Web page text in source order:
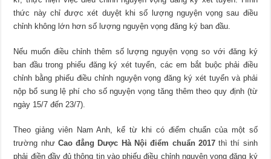
thức này chỉ được xét duyệt khi số lượng nguyện vọng sau điều
chỉnh không lớn hơn số lượng nguyện vọng đăng ký ban đầu.
Nếu muốn điều chỉnh thêm số lượng nguyện vọng so với đăng ký
ban đầu trong phiếu đăng ký xét tuyển, các em bắt buộc phải điều
chỉnh bằng phiếu điều chỉnh nguyện vọng đăng ký xét tuyển và phải
nộp bổ sung lệ phí cho số nguyện vọng tăng thêm theo quy định (từ
ngày 15/7 đến 23/7).
Theo giảng viên Nam Anh, kể từ khi có điểm chuẩn của một số
trường như Cao đẳng Dược Hà Nội điểm chuẩn 2017thì thí sinh
phải điền đầy đủ thông tin vào phiếu điều chỉnh nguyện vọng đăng ký